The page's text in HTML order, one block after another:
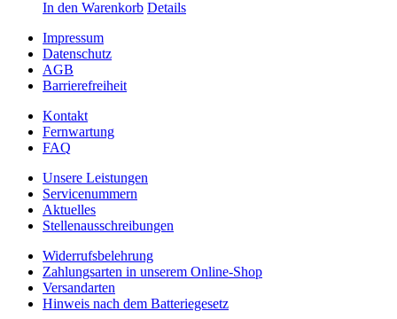
In den Warenkorb Details
Impressum
Datenschutz
AGB
Barrierefreiheit
Kontakt
Fernwartung
FAQ
Unsere Leistungen
Servicenummern
Aktuelles
Stellenausschreibungen
Widerrufsbelehrung
Zahlungsarten in unserem Online-Shop
Versandarten
Hinweis nach dem Batteriegesetz